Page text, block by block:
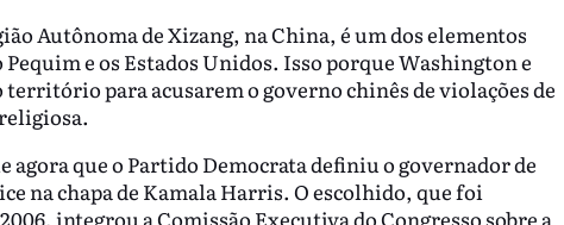
Autônoma de Xizang, na China, é um dos elementos
e os Estados Unidos. Isso porque Washington e
para acusarem o governo chinês de violações de
agora que o Partido Democrata definiu o governador de
na chapa de Kamala Harris. O escolhido, que foi
integrou a Comissão Executiva do Congresso sobre a